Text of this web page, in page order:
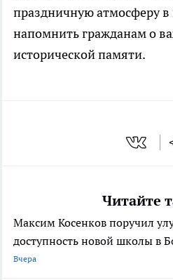
праздничную атмосферу в
напомнить гражданам о
исторической памяти.
Читайте
Максим Косенков поручил
доступность новой школы в
Вчера